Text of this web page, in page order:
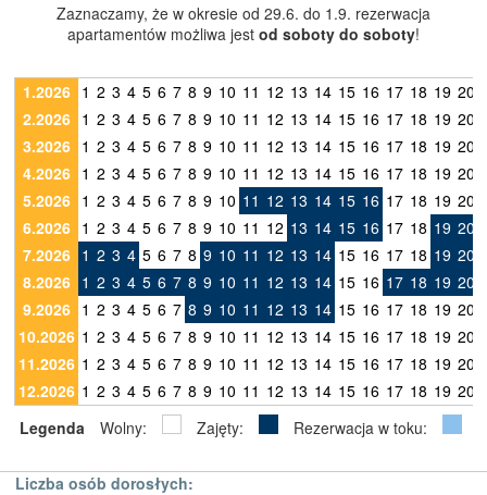
Zaznaczamy, że w okresie od 29.6. do 1.9. rezerwacja
apartamentów możliwa jest od soboty do soboty!
1.2026 1 2 3 4 5 6 7 8 9 10 11 12 13 14 15 16 17 18 19 20
2.2026 1 2 3 4 5 6 7 8 9 10 11 12 13 14 15 16 17 18 19 20
3.2026 1 2 3 4 5 6 7 8 9 10 11 12 13 14 15 16 17 18 19 20
4.2026 1 2 3 4 5 6 7 8 9 10 11 12 13 14 15 16 17 18 19 20
5.2026 1 2 3 4 5 6 7 8 9 10 11 12 13 14 15 16 17 18 19 20
6.2026 1 2 3 4 5 6 7 8 9 10 11 12 13 14 15 16 17 18 19 20
7.2026 1 2 3 4 5 6 7 8 9 10 11 12 13 14 15 16 17 18 19 20
8.2026 1 2 3 4 5 6 7 8 9 10 11 12 13 14 15 16 17 18 19 20
9.2026 1 2 3 4 5 6 7 8 9 10 11 12 13 14 15 16 17 18 19 20
10.2026 1 2 3 4 5 6 7 8 9 10 11 12 13 14 15 16 17 18 19 20
11.2026 1 2 3 4 5 6 7 8 9 10 11 12 13 14 15 16 17 18 19 20
12.2026 1 2 3 4 5 6 7 8 9 10 11 12 13 14 15 16 17 18 19 20
Legenda
Wolny: Zajęty: Rezerwacja w toku:
Liczba osób dorosłych: